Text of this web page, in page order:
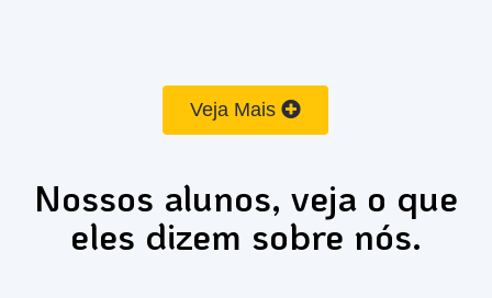
Veja Mais
Nossos alunos, veja o que
eles dizem sobre nós.